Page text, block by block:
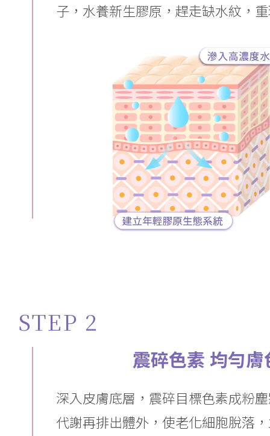
子，水養新生膠原，趕走缺水紋，
STEP 2
震碎色素 均勻膚
深入皮膚底層，震碎目標色素成粉
代謝再排出體外，使老化細胞脫落